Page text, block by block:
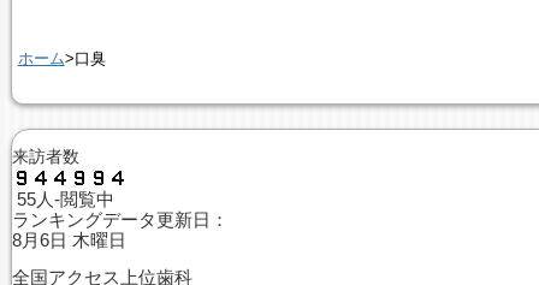
ホーム>口臭
来訪者数
55人-閲覧中
ランキングデータ更新日：
8月6日 木曜日
全国アクセス上位歯科